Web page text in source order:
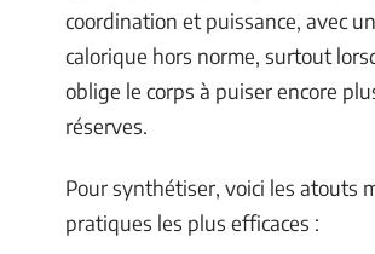
coordination et puissance, avec
calorique hors norme, surtout
oblige le corps à puiser encore
réserves.
Pour synthétiser, voici les atouts
pratiques les plus efficaces :